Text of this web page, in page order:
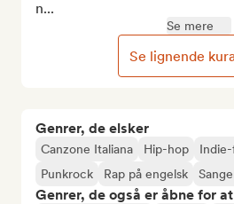
Genrer, de elsker
Canzone Italiana Hip-hop
Punkrock
Rap på engelsk
Genrer, de også er åbne for
n...
Se mere
Se lignende